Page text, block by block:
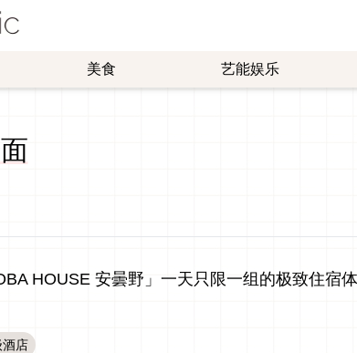
美食 艺能娱乐
HOUSE 安曇野」一天只限一组的极致住宿
酒店